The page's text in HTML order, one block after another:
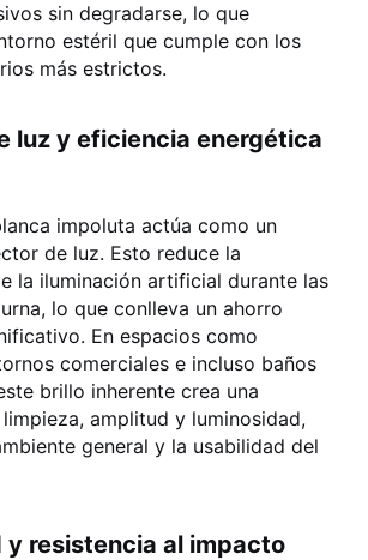
sin degradarse, lo que
estéril que cumple con los
más estrictos.
luz y eficiencia energética
impoluta actúa como un
de luz. Esto reduce la
la iluminación artificial durante las
lo que conlleva un ahorro
En espacios como
comerciales e incluso baños
brillo inherente crea una
amplitud y luminosidad,
general y la usabilidad del
y resistencia al impacto